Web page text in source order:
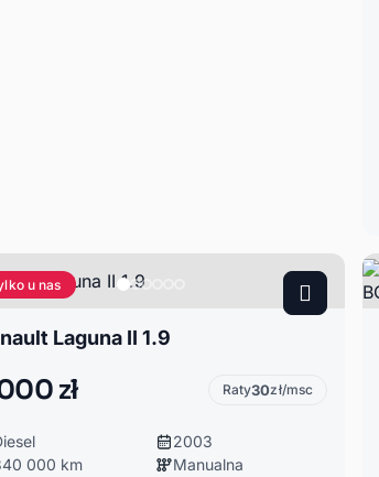
u nas
Laguna II 1.9
zł Raty30zł/msc
2003
000 km
Manualna